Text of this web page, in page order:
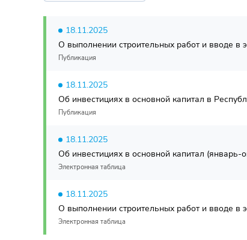
18.11.2025
О выполнении строительных работ и вводе в
Публикация
18.11.2025
Об инвестициях в основной капитал в
Публикация
18.11.2025
Об инвестициях в основной капитал (январь-
Электронная таблица
18.11.2025
О выполнении строительных работ и вводе в
Электронная таблица